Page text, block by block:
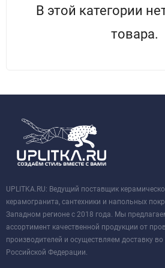
В этой категории
товара.
UPLITKA.RU: Ведущий поставщик
керамогранита, сантехники и напольных
Западном регионе с 2018 года. Мы
ассортимент качественной продукции от
производителей и осуществляем доставку во
Российской Федерации.